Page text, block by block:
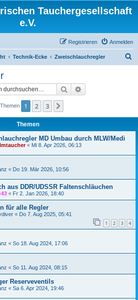
Tauchergesellschaft
e.V.
Anmelden
Registrieren
Technik-Ecke Zweischlauchregler
Suche
1 2 3
Themen
MD Umbau durch MLW/Medi
« Mi 8. Apr 2026, 06:13
« Do 19. Mär 2026, 10:56
aus DDR/UDSSR Faltenschläuchen
« Fr 2. Jan 2026, 18:40
für alle Regler
« Do 7. Aug 2025, 05:41
1 2 3 4
« So 18. Aug 2024, 17:06
« So 11. Aug 2024, 08:15
Reserveventils
« Sa 6. Apr 2024, 19:46